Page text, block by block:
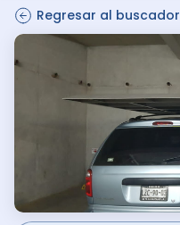
Regresar al buscador